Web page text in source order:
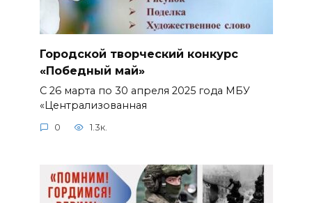
Городской творческий конкурс
«Победный май»
С 26 марта по 30 апреля 2025 года МБУ
«Централизованная
0 1.3к.